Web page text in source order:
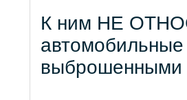
К ним НЕ
выброшенными